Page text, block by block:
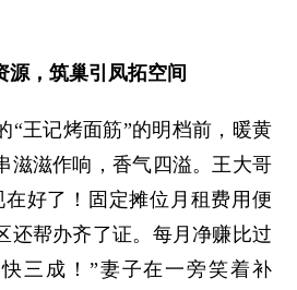
源，筑巢引凤拓空间
记烤面筋”的明档前，暖黄
滋滋作响，香气四溢。王大哥
好了！固定摊位月租费用便
还帮办齐了证。每月净赚比过
三成！”妻子在一旁笑着补